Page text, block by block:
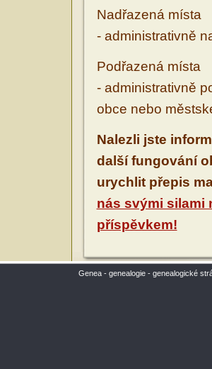
Nadřazená místa
- administrativně
Podřazená místa
- administrativně
obce nebo
Nalezli jste
další fungování
urychlit přepis
nás svými silami
příspěvkem!
Genea - genealogie - genealogické